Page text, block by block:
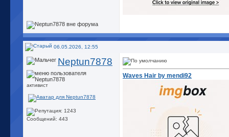
06.05.2026, 12:55
Neptun7878
активист
Сообщений: 443
Waves Hair by mendi92